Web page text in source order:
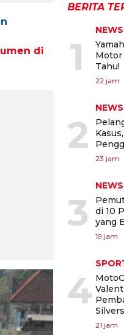
di
BERITA
1
NEWS
Motor
Tahu!
22 jam
2
NEWS
23 jam
3
NEWS
di 10
yang
19 jam
4
21 jam